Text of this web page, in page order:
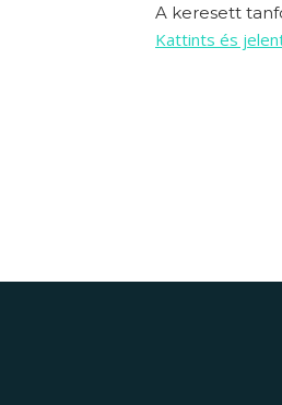
A keresett
Kattints és